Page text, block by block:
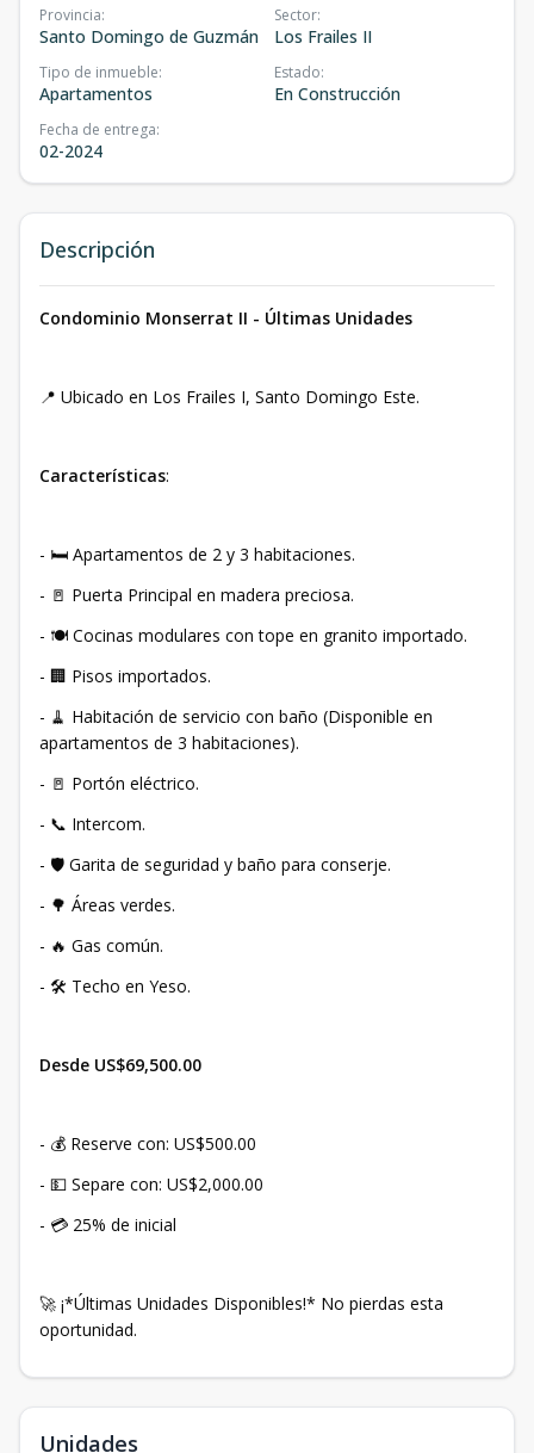
Provincia:
Santo Domingo de Guzmán
Sector:
Los Frailes II
Tipo de inmueble:
Apartamentos
Estado:
En Construcción
Fecha de entrega:
02-2024
Descripción
Condominio Monserrat II - Últimas Unidades
📍 Ubicado en Los Frailes I, Santo Domingo Este.
Características:
- 🛏️ Apartamentos de 2 y 3 habitaciones.
- 🚪 Puerta Principal en madera preciosa.
- 🍽️ Cocinas modulares con tope en granito importado.
- 🏢 Pisos importados.
- 🧹 Habitación de servicio con baño (Disponible en
apartamentos de 3 habitaciones).
- 🚪 Portón eléctrico.
- 📞 Intercom.
- 🛡️ Garita de seguridad y baño para conserje.
- 🌳 Áreas verdes.
- 🔥 Gas común.
- 🛠️ Techo en Yeso.
Desde US$69,500.00
- 💰 Reserve con: US$500.00
- 💵 Separe con: US$2,000.00
- 💳 25% de inicial
🚀 ¡*Últimas Unidades Disponibles!* No pierdas esta
oportunidad.
Unidades